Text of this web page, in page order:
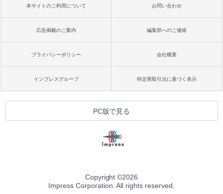
本サイトのご利用について お問い合わせ
広告掲載のご案内 編集部へのご連絡
プライバシーポリシー 会社概要
インプレスグループ 特定商取引法に基づく表示
PC版で見る
Copyright ©2026
Impress Corporation. All rights reserved.